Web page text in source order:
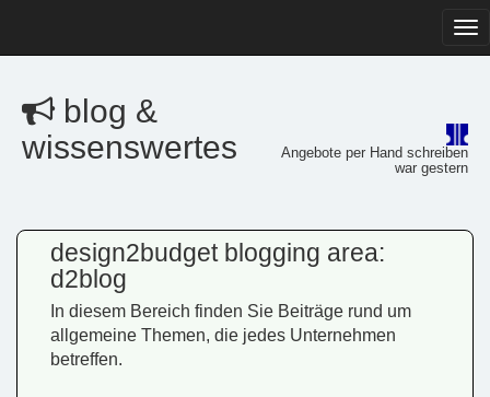
blog &
wissenswertes
Angebote per Hand schreiben
war gestern
design2budget blogging area:
d2blog
In diesem Bereich finden Sie Beiträge rund um
allgemeine Themen, die jedes Unternehmen
betreffen.